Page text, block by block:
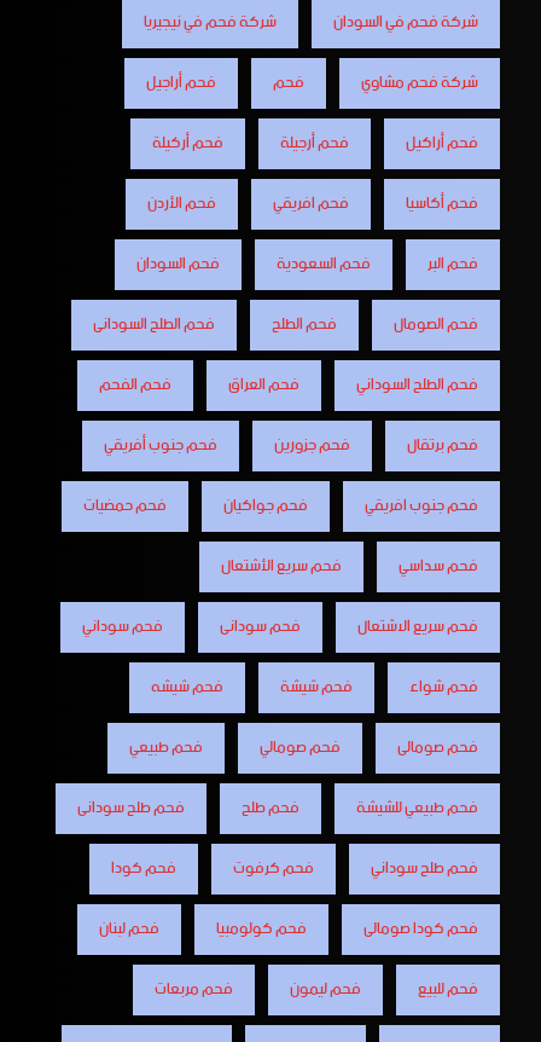
شركة فحم في السودان
شركة فحم في نيجيريا
شركة فحم مشاوي
فحم
فحم أراجيل
فحم أراكيل
فحم أرجيلة
فحم أركيلة
فحم أكاسيا
فحم افريقي
فحم الأردن
فحم البر
فحم السعودية
فحم السودان
فحم الصومال
فحم الطلح
فحم الطلح السودانى
فحم الطلح السوداني
فحم العراق
فحم الفحم
فحم برتقال
فحم جزورين
فحم جنوب أفريقي
فحم جنوب افريقي
فحم جواكيان
فحم حمضيات
فحم سداسي
فحم سريع الأشتعال
فحم سريع الاشتعال
فحم سودانى
فحم سوداني
فحم شواء
فحم شيشة
فحم شيشه
فحم صومالى
فحم صومالي
فحم طبيعي
فحم طبيعي للشيشة
فحم طلح
فحم طلح سودانى
فحم طلح سوداني
فحم كرفوت
فحم كودا
فحم كودا صومالى
فحم كولومبيا
فحم لبنان
فحم للبيع
فحم ليمون
فحم مربعات